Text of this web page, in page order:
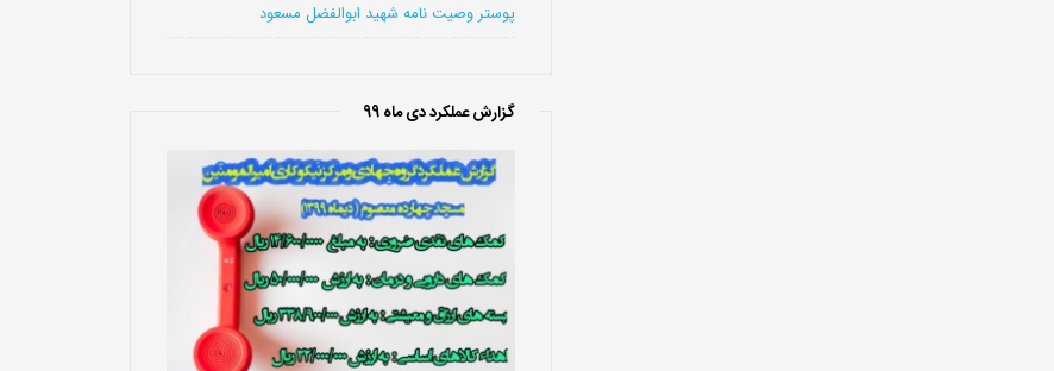
پوستر وصیت نامه شهید ابوالفضل مسعود
گزارش عملکرد دی ماه 99